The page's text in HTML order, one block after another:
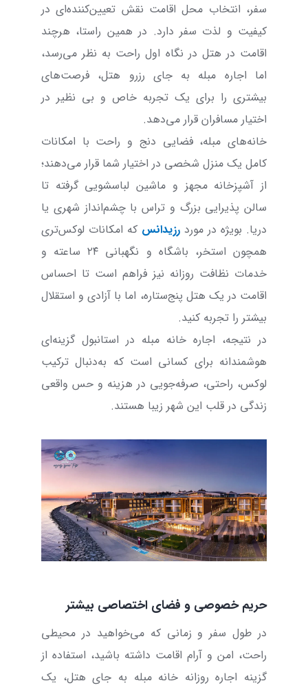
سفر، انتخاب محل اقامت نقش تعیین‌کننده‌ای در
کیفیت و لذت سفر دارد. در همین راستا، هرچند
اقامت در هتل در نگاه اول راحت به نظر می‌رسد،
اما اجاره مبله به جای رزرو هتل، فرصت‌های
بیشتری را برای یک تجربه خاص و بی نظیر در
اختیار مسافران قرار می‌دهد.
خانه‌های مبله، فضایی دنج و راحت با امکانات
کامل یک منزل شخصی در اختیار شما قرار می‌دهند؛
از آشپزخانه مجهز و ماشین لباسشویی گرفته تا
سالن پذیرایی بزرگ و تراس با چشم‌انداز شهری یا
دریا. بویژه در مورد رزیدانس که امکانات لوکس‌تری
همچون استخر، باشگاه و نگهبانی ۲۴ ساعته و
خدمات نظافت روزانه نیز فراهم است تا احساس
اقامت در یک هتل پنج‌ستاره، اما با آزادی و استقلال
بیشتر را تجربه کنید.
در نتیجه، اجاره خانه مبله در استانبول گزینه‌ای
هوشمندانه برای کسانی است که به‌دنبال ترکیب
لوکس، راحتی، صرفه‌جویی در هزینه و حس واقعی
زندگی در قلب این شهر زیبا هستند.
حریم خصوصی و فضای اختصاصی بیشتر
در طول سفر و زمانی که می‌خواهید در محیطی
راحت، امن و آرام اقامت داشته باشید، استفاده از
گزینه اجاره روزانه خانه مبله به جای هتل، یک